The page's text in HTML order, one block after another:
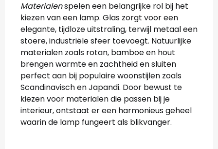
Materialenspelen een belangrijke rol bij het
kiezen van een lamp. Glas zorgt voor een
elegante, tijdloze uitstraling, terwijl metaal een
stoere, industriële sfeer toevoegt. Natuurlijke
materialen zoals rotan, bamboe en hout
brengen warmte en zachtheid en sluiten
perfect aan bij populaire woonstijlen zoals
Scandinavisch en Japandi. Door bewust te
kiezen voor materialen die passen bij je
interieur, ontstaat er een harmonieus geheel
waarin de lamp fungeert als blikvanger.